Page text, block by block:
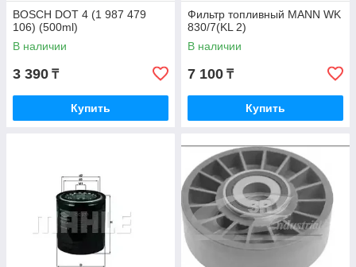
BOSCH DOT 4 (1 987 479
106) (500ml)
В наличии
3 390 ₸
Купить
Фильтр топливный MANN WK
830/7(KL 2)
В наличии
7 100 ₸
Купить